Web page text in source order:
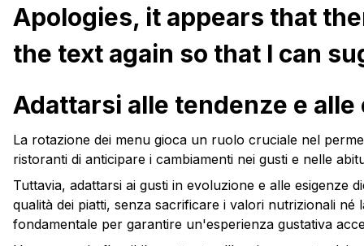
Apologies, it appears that
the text again so that I can
Adattarsi alle tendenze e
La rotazione dei menu gioca un ruolo cruciale nel
ristoranti di anticipare i cambiamenti nei gusti e nelle
Tuttavia, adattarsi ai gusti in evoluzione e alle
qualità dei piatti, senza sacrificare i valori nutrizionali
fondamentale per garantire un'esperienza gustativa